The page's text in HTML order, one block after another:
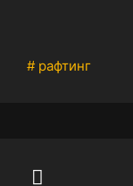
# рафтинг